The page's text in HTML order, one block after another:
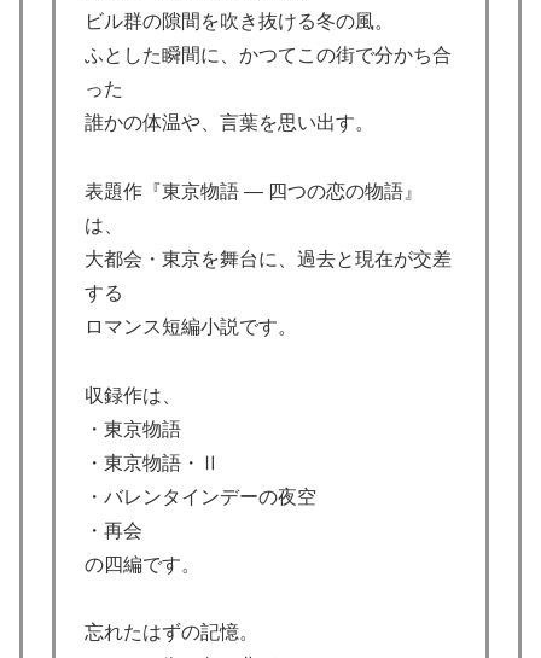
ビル群の隙間を吹き抜ける冬の風。
ふとした瞬間に、かつてこの街で分かち合
った
誰かの体温や、言葉を思い出す。
表題作『東京物語 ― 四つの恋の物語』
は、
大都会・東京を舞台に、過去と現在が交差
する
ロマンス短編小説です。
収録作は、
・東京物語
・東京物語・Ⅱ
・バレンタインデーの夜空
・再会
の四編です。
忘れたはずの記憶。